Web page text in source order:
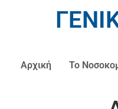
Αρχική Το